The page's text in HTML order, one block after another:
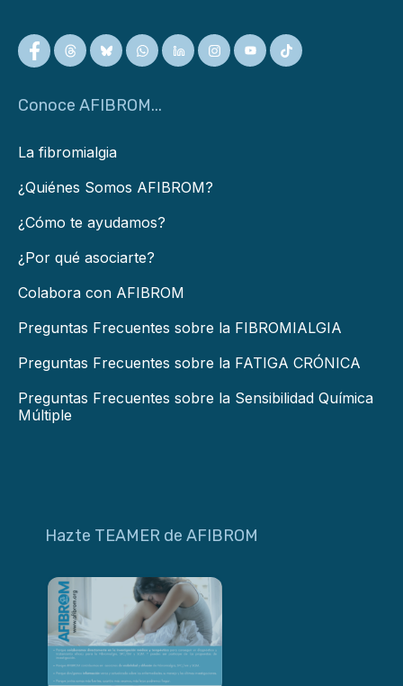
Conoce AFIBROM...
La fibromialgia
¿Quiénes Somos AFIBROM?
¿Cómo te ayudamos?
¿Por qué asociarte?
Colabora con AFIBROM
Preguntas Frecuentes sobre la FIBROMIALGIA
Preguntas Frecuentes sobre la FATIGA CRÓNICA
Preguntas Frecuentes sobre la Sensibilidad Química
Múltiple
Hazte TEAMER de AFIBROM